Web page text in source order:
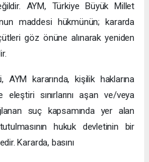
AYM, Türkiye Büyük Millet
maddesi hükmünün; kararda
göz önüne alınarak yeniden
kararında, kişilik haklarına
sınırlarını aşan ve/veya
suç kapsamında yer alan
hukuk devletinin bir
Kararda, basını